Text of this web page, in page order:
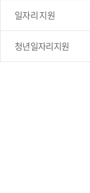
일자리 지원
청년일자리지원